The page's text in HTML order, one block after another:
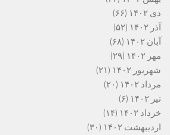
دی ۱۴۰۲
(۶۶)
آذر ۱۴۰۲
(۵۲)
آبان ۱۴۰۲
(۶۸)
مهر ۱۴۰۲
(۲۹)
شهریور ۱۴۰۲
(۲۱)
مرداد ۱۴۰۲
(۲۰)
تیر ۱۴۰۲
(۶)
خرداد ۱۴۰۲
(۱۴)
اردیبهشت ۱۴۰۲
(۳۰)